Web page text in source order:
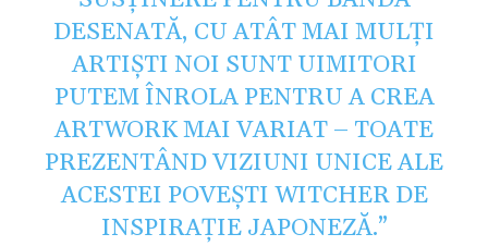
DESENATĂ, CU ATÂT MAI MULȚI
ARTIȘTI NOI SUNT UIMITORI
PUTEM ÎNROLA PENTRU A CREA
ARTWORK MAI VARIAT – TOATE
PREZENTÂND VIZIUNI UNICE ALE
ACESTEI POVEȘTI WITCHER DE
INSPIRAȚIE JAPONEZĂ.”